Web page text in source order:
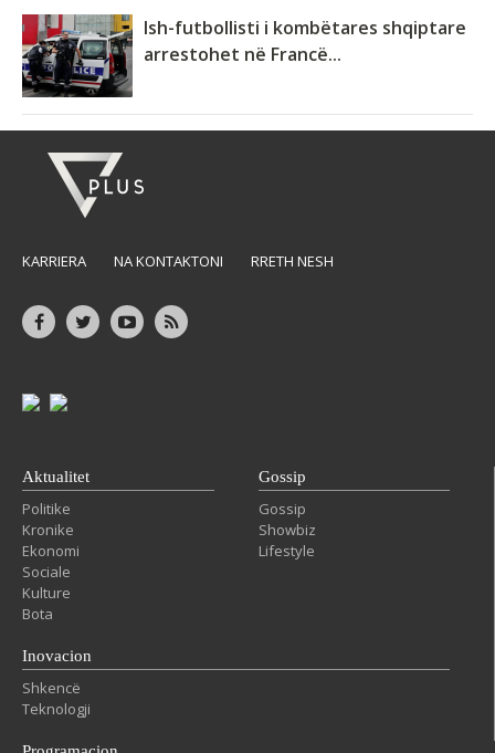
Ish-futbollisti i kombëtares shqiptare
arrestohet në Francë...
KARRIERA NA KONTAKTONI RRETH NESH
Aktualitet
Politike
Kronike
Ekonomi
Sociale
Kulture
Bota
Gossip
Gossip
Showbiz
Lifestyle
Inovacion
Shkencë
Teknologji